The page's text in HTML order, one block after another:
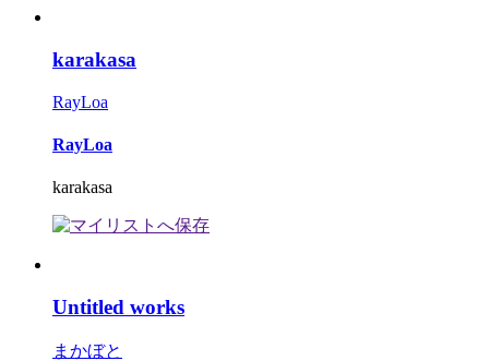
karakasa
RayLoa
RayLoa
karakasa
Untitled works
まかぼと